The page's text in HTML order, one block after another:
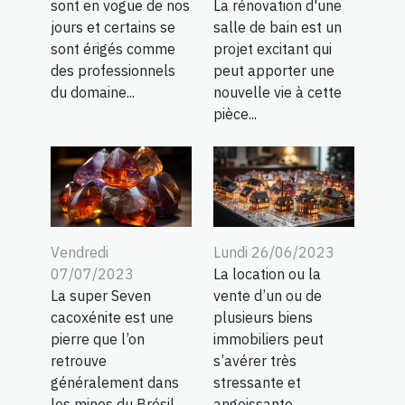
sont en vogue de nos
jours et certains se
sont érigés comme
des professionnels
du domaine...
La rénovation d'une
salle de bain est un
projet excitant qui
peut apporter une
nouvelle vie à cette
pièce...
Vendredi
07/07/2023
La super Seven
cacoxénite est une
pierre que l’on
retrouve
généralement dans
Lundi 26/06/2023
La location ou la
vente d’un ou de
plusieurs biens
immobiliers peut
s’avérer très
stressante et